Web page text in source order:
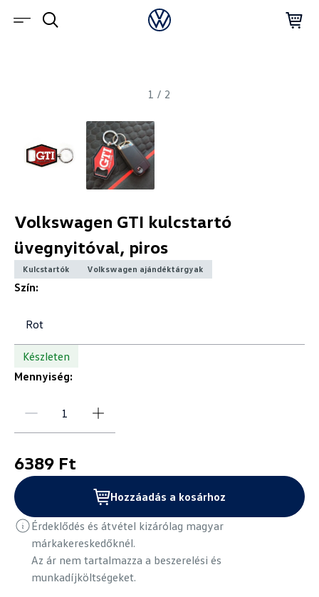
1 / 2
Volkswagen GTI kulcstartó
üvegnyitóval, piros
Kulcstartók Volkswagen ajándéktárgyak
Szín:
Rot
Készleten
Mennyiség:
6389 Ft
Hozzáadás a kosárhoz
Érdeklődés és átvétel kizárólag magyar
márkakereskedőknél.
Az ár nem tartalmazza a beszerelési és
munkadíjköltségeket.